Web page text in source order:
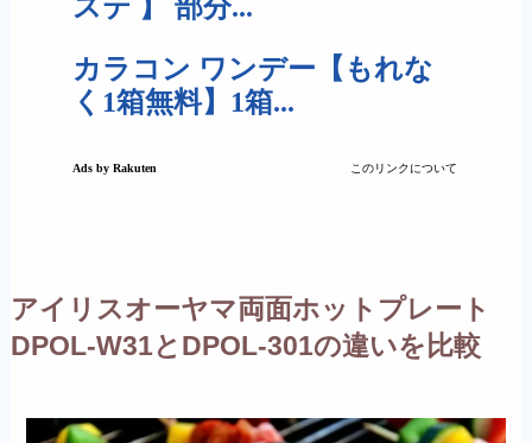
アイリスオーヤマ両面ホットプレート
DPOL-W31とDPOL-301の違いを比較